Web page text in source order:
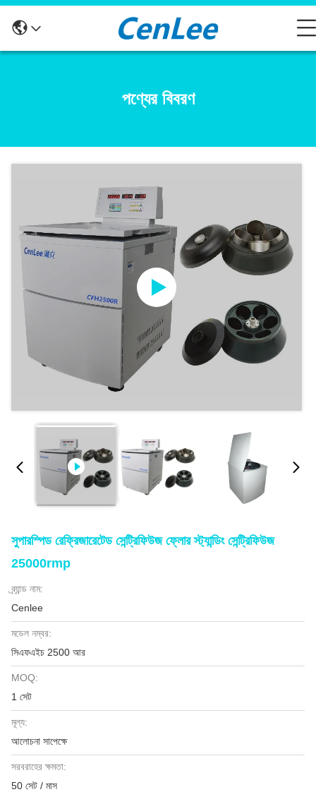
পণ্যের বিবরণ
সুপারস্পিড রেফ্রিজারেটেড সেন্ট্রিফিউজ ফ্লোর স্ট্যান্ডিং সেন্ট্রিফিউজ
25000rmp
ব্র্যান্ড নাম:
Cenlee
মডেল নম্বর:
সিএফএইচ 2500 আর
MOQ:
1 সেট
মূল্য:
আলোচনা সাপেক্ষে
সরবরাহের ক্ষমতা:
50 সেট / মাস